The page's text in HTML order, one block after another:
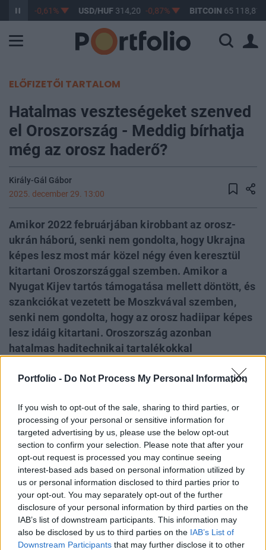
Portfolio - Do Not Process My Personal Information
If you wish to opt-out of the sale, sharing to third parties, or
processing of your personal or sensitive information for
targeted advertising by us, please use the below opt-out
section to confirm your selection. Please note that after your
opt-out request is processed you may continue seeing
interest-based ads based on personal information utilized by
us or personal information disclosed to third parties prior to
your opt-out. You may separately opt-out of the further
disclosure of your personal information by third parties on the
IAB’s list of downstream participants. This information may
also be disclosed by us to third parties on the IAB’s List of
Downstream Participants that may further disclose it to other
363,17 -0,61% USD/HUF314,20 -0,87% BITCOIN 65 118,81
ELŐFIZETŐI TARTALOM
Hatalmas veszteségeket szenved
el Oroszország - Meddig bírhatja
még az orosz haderő?
Király-Gál Gábor
2025. december 29. 13:00
Amikor 2022 februárjában kirobbant az orosz-
ukrán háború, senki nem gondolta, hogy Ukrajna
képes lesz most már közel négy éven keresztül
kitartani Oroszországgal szemben. Amikor a
Nyugat Kijev tartós támogatása mellett döntött, és
szankciókat vezetett be Moszkvával szemben,
senki nem gondolta, hogy az orosz hadiipar képes
lesz idáig kitartani. Oroszország azonban
hatalmas haditechnikai tartalékokkal
meg, amikor veszteségei számszerűleg elérték a
ugyanakkor már akadoztak a szovjet gőzhenger
fogaskerekei, ugyanakkor a nyomás Ukrajnán
továbbra sem enyhül. Az alábbi cikkünkben idén
év végén is megnézzük, mekkora tartalékot
mozgósított Moszkva, és még mennyi állhat
rendelkezésére.
Az orosz-ukrán háború kirobbanásától kezdve a nyíltan
elérhető adatokból, főként megvásárolható
műholdképekből dolgozó OSINT-közösség egy szegmense